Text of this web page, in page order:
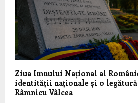
Ziua Imnului Național al
identității naționale și o legătură
Râmnicu Vâlcea